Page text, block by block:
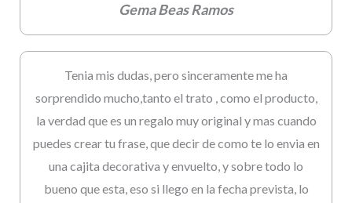
Gema Beas Ramos
Tenia mis dudas, pero sinceramente me ha
sorprendido mucho,tanto el trato , como el producto,
la verdad que es un regalo muy original y mas cuando
puedes crear tu frase, que decir de como te lo envia en
una cajita decorativa y envuelto, y sobre todo lo
bueno que esta, eso si llego en la fecha prevista, lo